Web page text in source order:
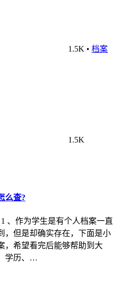
1.5K • 档案
1.5K
么查?
、作为学生是有个人档案一直
，但是却确实存在，下面是小
，希望看完后能够帮助到大
学历、…